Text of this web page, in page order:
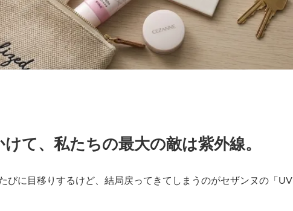
て、私たちの最大の敵は紫外線。
びに目移りするけど、結局戻ってきてしまうのがセザンヌの「UV